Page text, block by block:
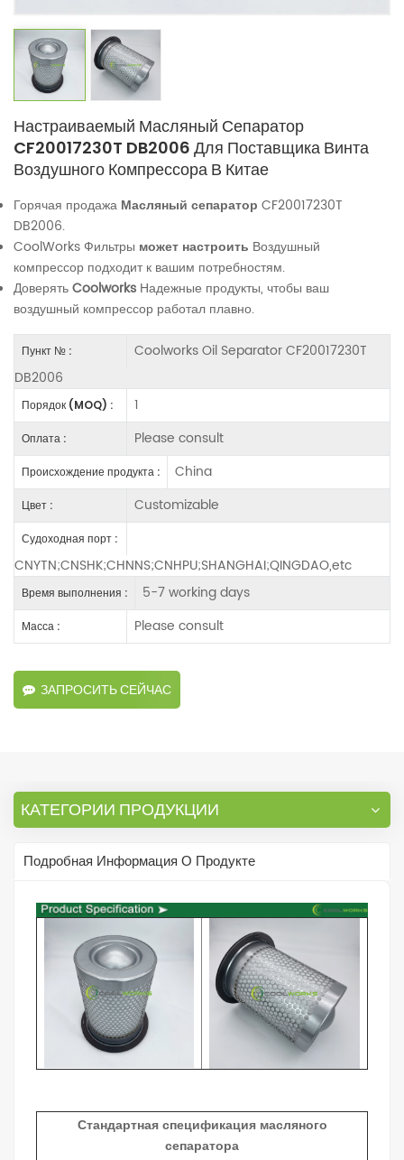
Настраиваемый Масляный Сепаратор
CF20017230T DB2006 Для Поставщика Винта
Воздушного Компрессора В Китае
Горячая продажа Масляный сепаратор CF20017230T
DB2006.
CoolWorks Фильтры может настроить Воздушный
компрессор подходит к вашим потребностям.
ДоверятьCoolworks Надежные продукты, чтобы ваш
воздушный компрессор работал плавно.
Пункт № :
Coolworks Oil Separator CF20017230T
DB2006
Порядок (MOQ) : 1
Оплата : Please consult
Происхождение продукта : China
Цвет : Customizable
Судоходная порт :
CNYTN;CNSHK;CHNNS;CNHPU;SHANGHAI;QINGDAO,etc
Время выполнения : 5-7 working days
Масса : Please consult
ЗАПРОСИТЬ СЕЙЧАС
КАТЕГОРИИ ПРОДУКЦИИ
Подробная Информация О Продукте
Стандартная спецификация масляного
сепаратора